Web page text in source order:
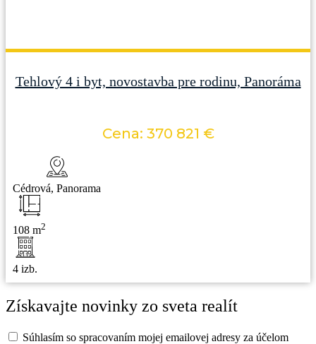
Tehlový 4 i byt, novostavba pre rodinu, Panoráma
Cena: 370 821 €
Cédrová, Panorama
108 m2
4 izb.
Získavajte novinky zo sveta realít
Súhlasím so spracovaním mojej emailovej adresy za účelom